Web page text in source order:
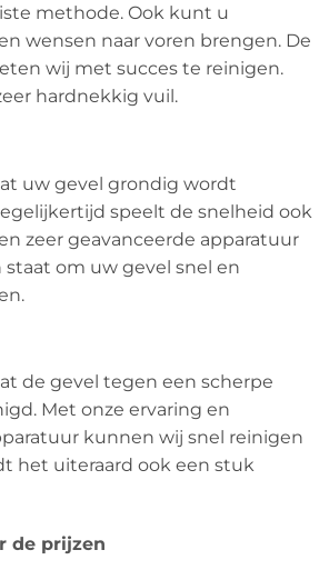
methode. Ook kunt u
wensen naar voren brengen. De
wij met succes te reinigen.
hardnekkig vuil.
uw gevel grondig wordt
speelt de snelheid ook
zeer geavanceerde apparatuur
om uw gevel snel en
de gevel tegen een scherpe
Met onze ervaring en
kunnen wij snel reinigen
het uiteraard ook een stuk
de prijzen